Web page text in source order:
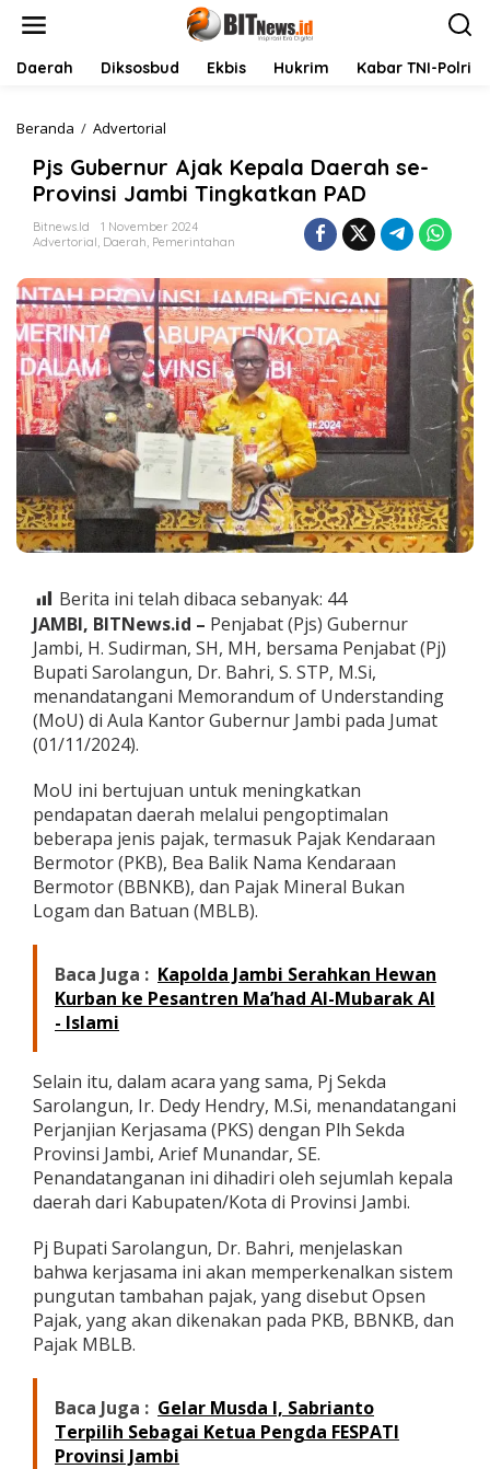
Daerah Diksosbud Ekbis Hukrim Kabar TNI-Polri
Beranda / Advertorial
s
G
u
b
e
n
u
r
A
j
a
k
K
l
a
D
r
a
h
s
e
-
P
i
n
s
J
a
m
T
i
a
k
a
n
P
D
Pjs Gubernur Ajak Kepala Daerah se-
Provinsi Jambi Tingkatkan PAD
Bitnews.id
1 November 2024
Advertorial, Daerah, Pemerintahan
Berita ini telah dibaca sebanyak: 44
JAMBI, BITNews.id – Penjabat (Pjs) Gubernur
Jambi, H. Sudirman, SH, MH, bersama Penjabat (Pj)
Bupati Sarolangun, Dr. Bahri, S. STP, M.Si,
menandatangani Memorandum of Understanding
(MoU) di Aula Kantor Gubernur Jambi pada Jumat
(01/11/2024).
MoU ini bertujuan untuk meningkatkan
pendapatan daerah melalui pengoptimalan
beberapa jenis pajak, termasuk Pajak Kendaraan
Bermotor (PKB), Bea Balik Nama Kendaraan
Bermotor (BBNKB), dan Pajak Mineral Bukan
Logam dan Batuan (MBLB).
Baca Juga : Kapolda Jambi Serahkan Hewan
Kurban ke Pesantren Ma’had Al-Mubarak Al
- Islami
Selain itu, dalam acara yang sama, Pj Sekda
Sarolangun, Ir. Dedy Hendry, M.Si, menandatangani
Perjanjian Kerjasama (PKS) dengan Plh Sekda
Provinsi Jambi, Arief Munandar, SE.
Penandatanganan ini dihadiri oleh sejumlah kepala
daerah dari Kabupaten/Kota di Provinsi Jambi.
Pj Bupati Sarolangun, Dr. Bahri, menjelaskan
bahwa kerjasama ini akan memperkenalkan sistem
pungutan tambahan pajak, yang disebut Opsen
Pajak, yang akan dikenakan pada PKB, BBNKB, dan
Pajak MBLB.
Baca Juga : Gelar Musda I, Sabrianto
Terpilih Sebagai Ketua Pengda FESPATI
Provinsi Jambi